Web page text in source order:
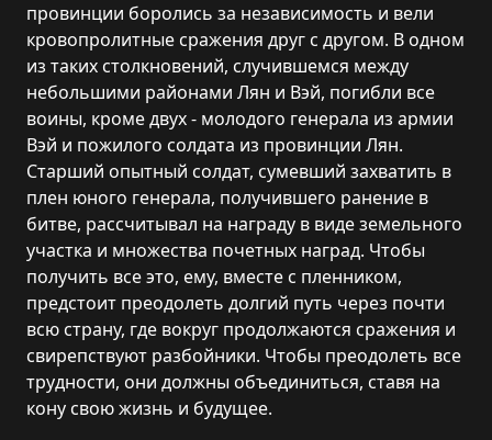
провинции боролись за независимость и вели
кровопролитные сражения друг с другом. В одном
из таких столкновений, случившемся между
небольшими районами Лян и Вэй, погибли все
воины, кроме двух - молодого генерала из армии
Вэй и пожилого солдата из провинции Лян.
Старший опытный солдат, сумевший захватить в
плен юного генерала, получившего ранение в
битве, рассчитывал на награду в виде земельного
участка и множества почетных наград. Чтобы
получить все это, ему, вместе с пленником,
предстоит преодолеть долгий путь через почти
всю страну, где вокруг продолжаются сражения и
свирепствуют разбойники. Чтобы преодолеть все
трудности, они должны объединиться, ставя на
кону свою жизнь и будущее.